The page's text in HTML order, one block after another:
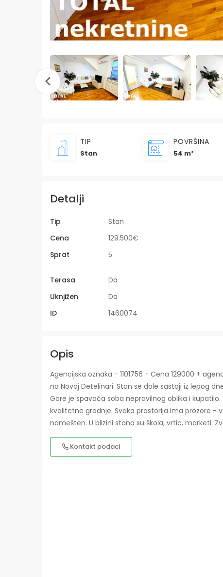
TIP
Stan
POVRŠINA
54 m²
Detalji
Tip Stan
Cena
129.500€
Sprat
5
Terasa Da
Uknjižen
Da
ID
1460074
Opis
Agencijska oznaka - 1101756 - Cena 129000 +
na Novoj Detelinari. Stan se dole sastoji iz lepog
Gore je spavaća soba nepravilnog oblika i
kvalitetne gradnje. Svaka prostorija ima prozore -
namešten. U blizini stana su škola, vrtic, marketi.
Kontakt podaci